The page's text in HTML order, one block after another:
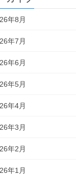
年8月
年7月
年6月
年5月
年4月
年3月
年2月
年1月